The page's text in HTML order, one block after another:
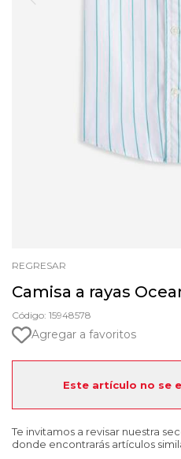
REGRESAR
Camisa a rayas
Código: 15948578
Agregar a favoritos
Este artículo no se
Te invitamos a revisar nuestra
donde encontrarás artículos